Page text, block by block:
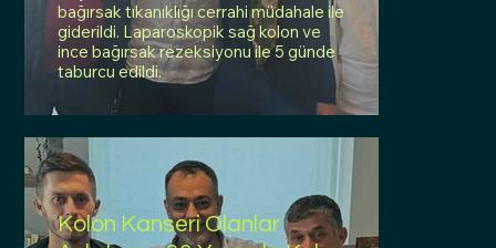
bağırsak tıkanıklığı cerrahi müdahale ile
giderildi. Laparoskopik sağ kolon ve
ince bağırsak rezeksiyonu ile 5 günde
taburcu edildi.
Kolon Kanseri Olanlar